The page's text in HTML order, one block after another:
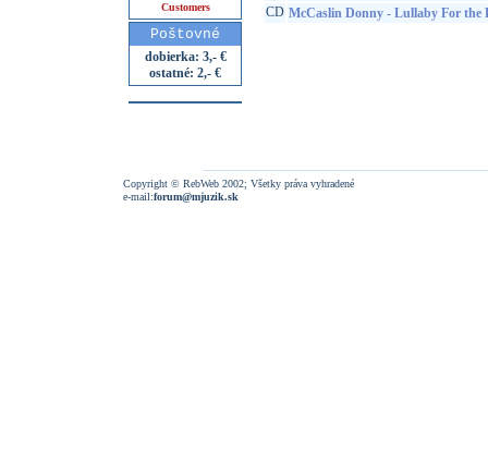
Customers
Poštovné
dobierka: 3,- €
ostatné: 2,- €
CD McCaslin Donny - Lullaby For the
Copyright © RebWeb 2002; Všetky práva vyhradené
e-mail:forum@mjuzik.sk